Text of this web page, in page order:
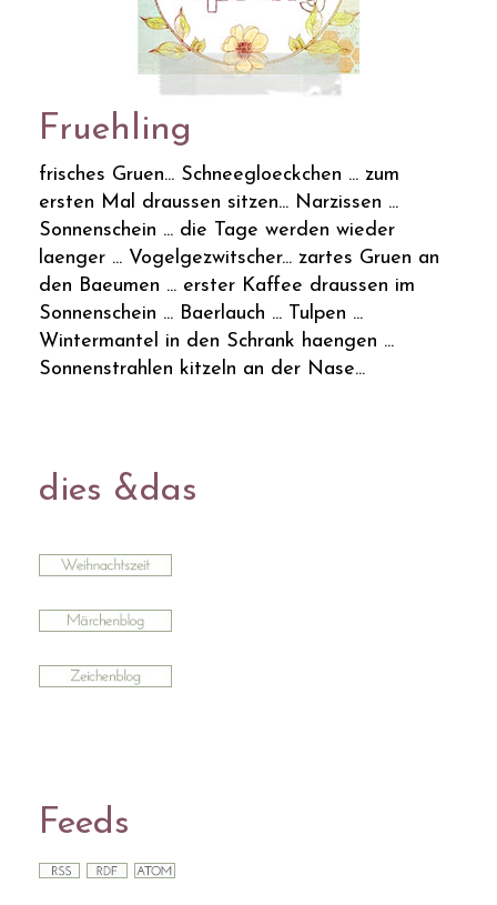
Fruehling
frisches Gruen... Schneegloeckchen ... zum
ersten Mal draussen sitzen... Narzissen ...
Sonnenschein ... die Tage werden wieder
laenger ... Vogelgezwitscher... zartes Gruen an
den Baeumen ... erster Kaffee draussen im
Sonnenschein ... Baerlauch ... Tulpen ...
Wintermantel in den Schrank haengen ...
Sonnenstrahlen kitzeln an der Nase...
dies &das
Feeds